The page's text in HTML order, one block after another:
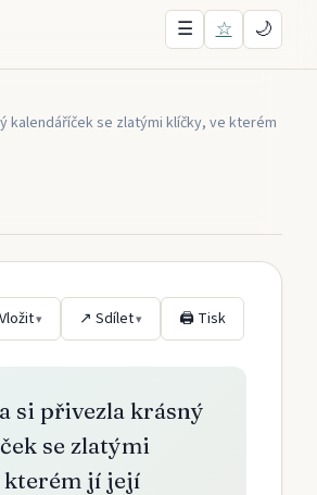
☰ ☆ 🌙
kalendáříček se zlatými klíčky, ve kterém
▾ ↗ Sdílet▾ 🖨 Tisk
si přivezla krásný
se zlatými
kterém jí její